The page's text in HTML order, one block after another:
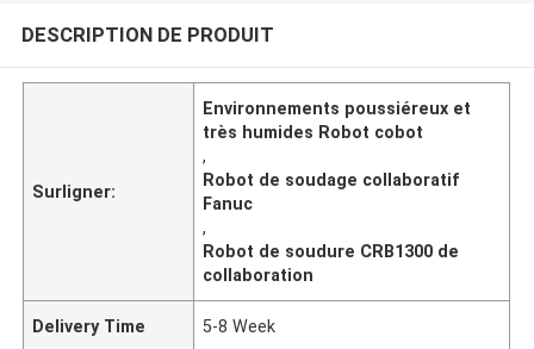
DESCRIPTION DE PRODUIT
Surligner:
Environnements poussiéreux et
très humides Robot cobot
,
Robot de soudage collaboratif
Fanuc
,
Robot de soudure CRB1300 de
collaboration
Delivery Time 5-8 Week